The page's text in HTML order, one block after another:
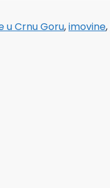
u Crnu Goru,imovine,